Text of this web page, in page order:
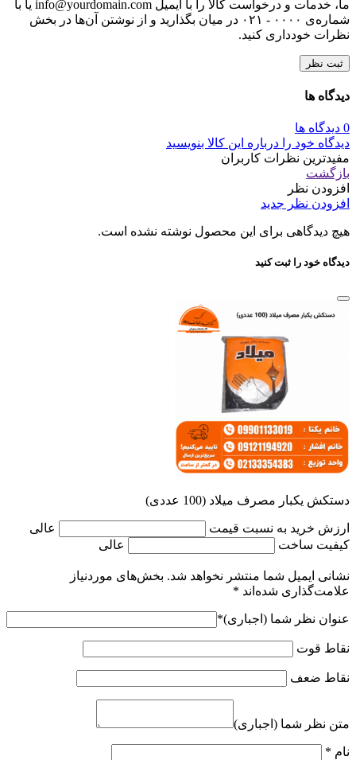
ما، خدمات و درخواست کالا را با ایمیل info@yourdomain.com یا با
شماره‌ی ۰۰۰۰ - ۰۲۱ در میان بگذارید و از نوشتن آن‌ها در بخش
نظرات خودداری کنید.
ثبت نظر
دیدگاه ها
0 دیدگاه ها
دیدگاه خود را درباره این کالا بنویسید
مفیدترین نظرات کاربران
بازگشت
افزودن نظر
افزودن نظر جدید
هیچ دیدگاهی برای این محصول نوشته نشده است.
دیدگاه خود را ثبت کنید
دستکش یکبار مصرف میلاد (100 عددی)
ارزش خرید به نسبت قیمت
عالی
کیفیت ساخت
عالی
نشانی ایمیل شما منتشر نخواهد شد. بخش‌های موردنیاز
علامت‌گذاری شده‌اند *
عنوان نظر شما (اجباری)*
نقاط قوت
نقاط ضعف
متن نظر شما (اجباری)
نام *